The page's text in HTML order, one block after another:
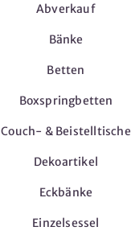
Abverkauf
Bänke
Betten
Boxspringbetten
Couch- & Beistelltische
Dekoartikel
Eckbänke
Einzelsessel